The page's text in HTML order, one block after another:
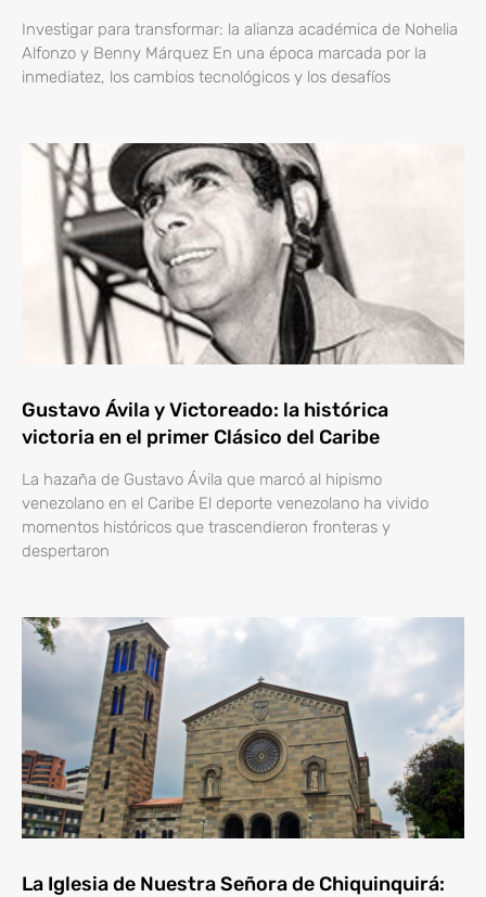
Investigar para transformar: la alianza académica de Nohelia
Alfonzo y Benny Márquez En una época marcada por la
inmediatez, los cambios tecnológicos y los desafíos
Gustavo Ávila y Victoreado: la histórica
victoria en el primer Clásico del Caribe
La hazaña de Gustavo Ávila que marcó al hipismo
venezolano en el Caribe El deporte venezolano ha vivido
momentos históricos que trascendieron fronteras y
despertaron
La Iglesia de Nuestra Señora de Chiquinquirá: